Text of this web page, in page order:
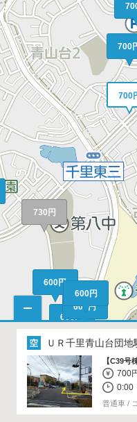
730円
600円
600円
600円
600円
700
700
ＵＲ千里青山台団地
【C39号
700
0:00
普通車 /